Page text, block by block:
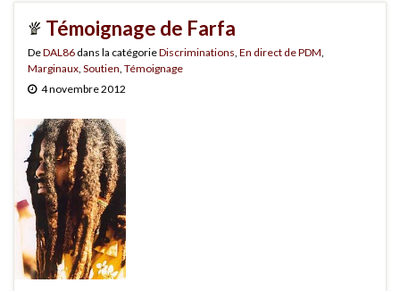
Témoignage de Farfa
DeDAL86 dans la catégorieDiscriminations En direct de PDM
Marginaux Soutien Témoignage
4 novembre 2012